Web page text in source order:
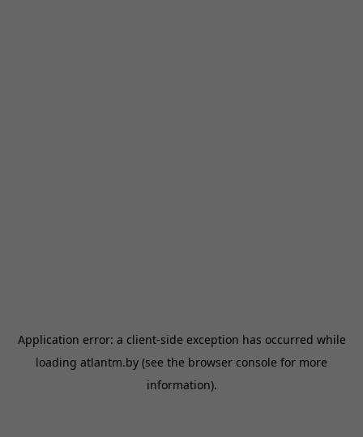
Application error: a client-side exception has occurred while
loading atlantm.by (see the browser console for more
information).